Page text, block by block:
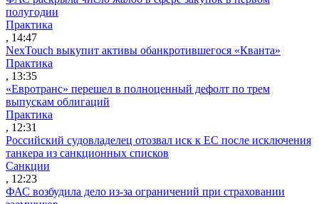
полугодии
Практика
, 14:47
NexTouch выкупит активы обанкротившегося «Кванта»
Практика
, 13:35
«Евротранс» перешел в полноценный дефолт по трем
выпускам облигаций
Практика
, 12:31
Российский судовладелец отозвал иск к ЕС после исключения
танкера из санкционных списков
Санкции
, 12:23
ФАС возбудила дело из-за ограничений при страховании